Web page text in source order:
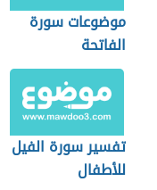
موضوعات سورة
الفاتحة
تفسير سورة الفيل
للأطفال